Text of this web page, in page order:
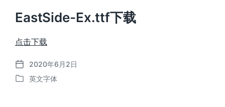
EastSide-Ex.ttf下载
点击下载
发
布
2020年6月2日
发
英文字体